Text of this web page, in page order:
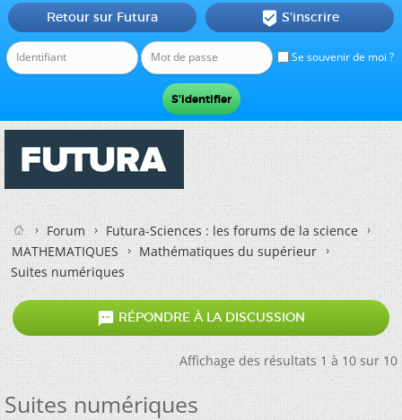
Se souvenir de moi ?
Retour sur Futura  S'inscrire
Forum
Futura-Sciences : les forums de la science
MATHEMATIQUES
Mathématiques du supérieur
Suites numériques
 RÉPONDRE À LA DISCUSSION
Affichage des résultats 1 à 10 sur 10
Suites numériques